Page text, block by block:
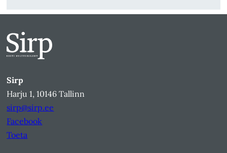
Sirp
Harju 1, 10146 Tallinn
sirp@sirp.ee
Facebook
Toeta